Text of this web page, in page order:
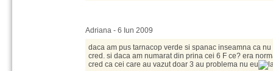
Adriana - 6 Iun 2009
daca am pus tarnacop verde si spanac inseamna ca
cred. si daca am numarat din prina cei 6 F ce? era
cred ca cei care au vazut doar 3 au problema nu eu